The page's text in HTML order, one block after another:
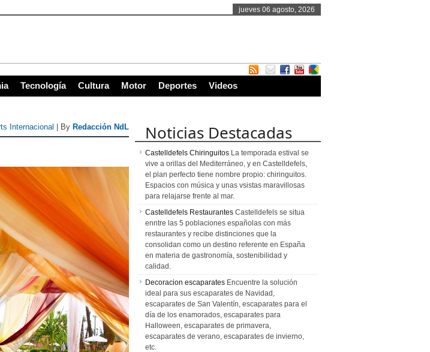
jueves 06 agosto, 2026
Tecnología Cultura Motor Deportes Videos
Internacional | By Redacción NdL Noticias Destacadas
Castelldefels Chiringuitos La temporada estival se
vive a orillas del Mediterráneo, y en Castelldefels,
el plan perfecto tiene nombre propio: chiringuitos.
Espacios con música y unas vsistas maravillosas
para relajarse frente al mar.
Castelldefels Restaurantes Castelldefels se situa
enntre las 5 poblaciones españolas con más
restaurantes y recibe distinciones que la
consolidan como un destino referente en España
en materia de gastronomía, sostenibilidad y
calidad.
Decoracion escaparates Encuentre la solución
ideal para sus escaparates de Navidad,
escaparates de San Valentín, escaparates para el
día de los enamorados, escaparates para
Halloween, escaparates de primavera,
escaparates de verano, escaparates de invierno,
etc.